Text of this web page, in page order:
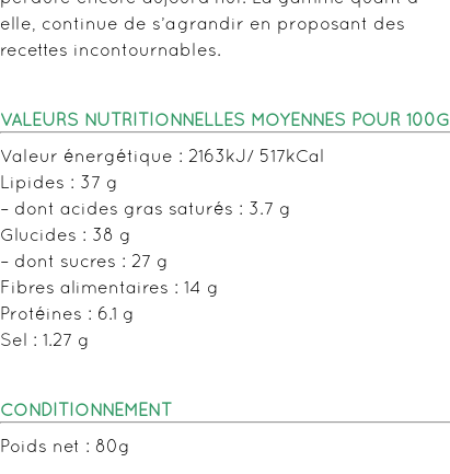
elle, continue de s’agrandir en proposant des
recettes incontournables.
VALEURS NUTRITIONNELLES MOYENNES POUR 100G
Valeur énergétique : 2163kJ/ 517kCal
Lipides : 37 g
– dont acides gras saturés : 3.7 g
Glucides : 38 g
– dont sucres : 27 g
Fibres alimentaires : 14 g
Protéines : 6.1 g
Sel : 1.27 g
CONDITIONNEMENT
Poids net : 80g